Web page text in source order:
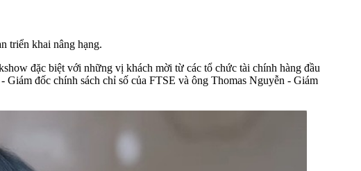
triển khai nâng hạng.
đặc biệt với những vị khách mời từ các tổ chức tài chính hàng đầu
đốc chính sách chỉ số của FTSE và ông Thomas Nguyễn - Giám